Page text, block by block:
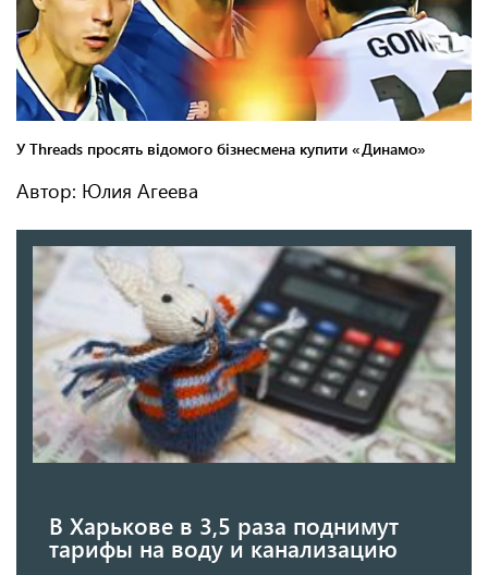
Автор: Юлия Агеева
В Харькове в 3,5 раза поднимут
тарифы на воду и канализацию